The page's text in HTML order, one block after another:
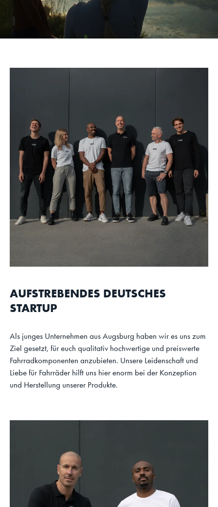
AUFSTREBENDES DEUTSCHES
STARTUP
Als junges Unternehmen aus Augsburg haben wir es uns zum
Ziel gesetzt, für euch qualitativ hochwertige und preiswerte
Fahrradkomponenten anzubieten. Unsere Leidenschaft und
Liebe für Fahrräder hilft uns hier enorm bei der Konzeption
und Herstellung unserer Produkte.